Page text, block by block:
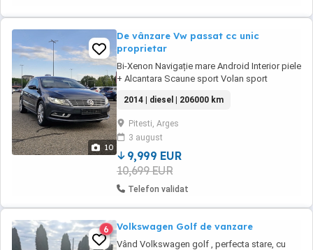
10
De vânzare Vw passat cc unic
proprietar
Bi-Xenon Navigație mare Android Interior piele
+ Alcantara Scaune sport Volan sport
marșarier Jante aliaj R17 + Jante iarnă cu
cauciucuri Dublu climatronic Pilot automat
Lumini de zi LED Senzori ploaie Senzori
lumini Senzori presiune roți Cd ...
2014 | diesel | 206000 km
Pitesti, Arges
3 august
9,999 EUR
10,699 EUR
Telefon validat
6 Volkswagen Golf de vanzare
Vând Volkswagen golf , perfecta stare, cu